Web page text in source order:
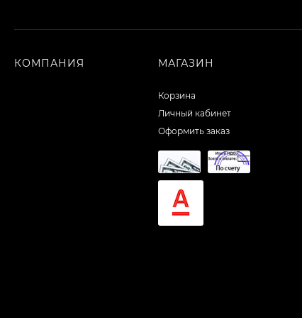
КОМПАНИЯ МАГАЗИН
Корзина
Личный кабинет
Оформить заказ